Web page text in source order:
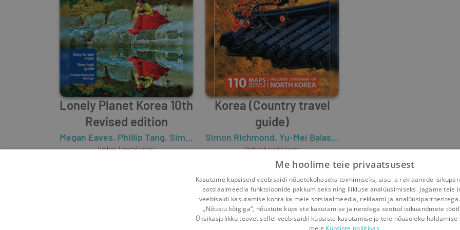
Lonely Planet Korea 10th
Revised edition
Megan Eaves, Phillip Tang, Simon Richmond ,Trent Holden,Rob Whyte
Umbes 3 aastattagasi
Korea (Country travel
guide)
Simon Richmond, Yu-Mei Balasingamchow
Umbes 5 aastattagasi
Me hoolime teie privaatsusest
Kasutame küpsiseid veebisaidi nõuetekohaseks toimimiseks, sisu ja reklaamide
sotsiaalmeedia funktsioonide pakkumiseks ning liikluse analüüsimiseks. Jagame teie
veebisaidi kasutamise kohta ka meie sotsiaalmeedia, reklaami ja
„Nõustu kõigiga“, nõustute küpsiste kasutamise ja nendega seotud isikuandmete
Üksikasjalikku teavet sellel veebisaidil küpsiste kasutamise ja teie nõusoleku
meie Küpsiste poliitikas.